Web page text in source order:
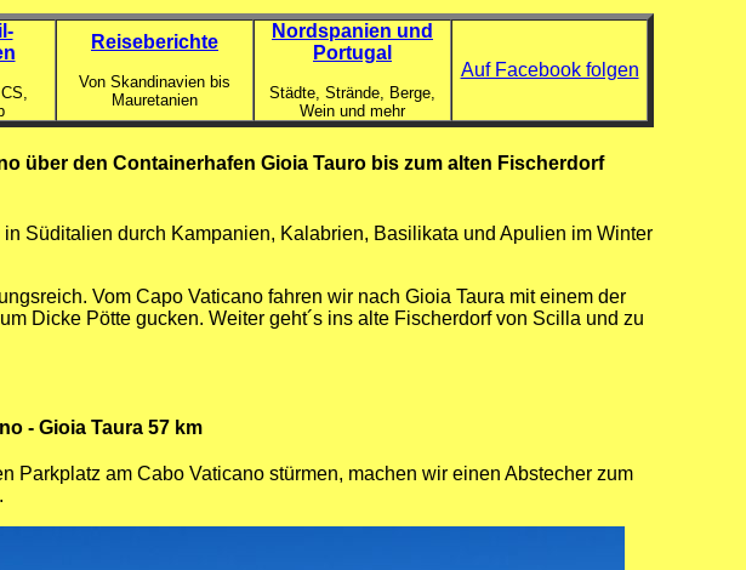
Reiseberichte
Von Skandinavien bis
Mauretanien
Nordspanien und
Portugal
Städte, Strände, Berge,
Wein und mehr
Auf Facebook folgen
über den Containerhafen Gioia Tauro bis zum alten Fischerdorf
in Süditalien durch Kampanien, Kalabrien, Basilikata und Apulien im Winter
Vom Capo Vaticano fahren wir nach Gioia Taura mit einem der
Dicke Pötte gucken. Weiter geht´s ins alte Fischerdorf von Scilla und zu
- Gioia Taura 57 km
Parkplatz am Cabo Vaticano stürmen, machen wir einen Abstecher zum